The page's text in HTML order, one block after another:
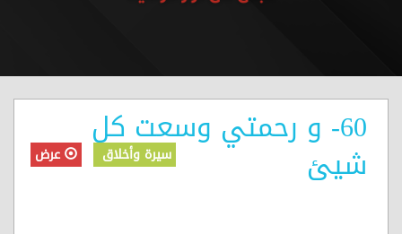
60- و رحمتي وسعت كل
شيئ سيرة وأخلاق عرض